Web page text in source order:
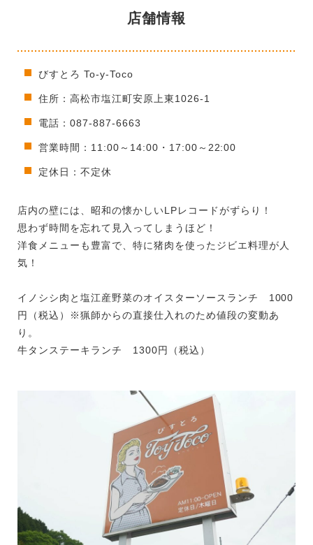
店舗情報
びすとろ To-y-Toco
住所：高松市塩江町安原上東1026-1
電話：087-887-6663
営業時間：11:00～14:00・17:00～22:00
定休日：不定休
店内の壁には、昭和の懐かしいLPレコードがずらり！
思わず時間を忘れて見入ってしまうほど！
洋食メニューも豊富で、特に猪肉を使ったジビエ料理が人
気！
イノシシ肉と塩江産野菜のオイスターソースランチ 1000
円（税込）※猟師からの直接仕入れのため値段の変動あ
り。
牛タンステーキランチ 1300円（税込）